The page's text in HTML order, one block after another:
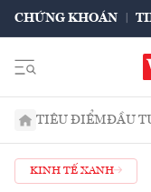
CHỨNG KHOÁN
TIÊU ĐIỂMĐẦU
KINH TẾ XANH